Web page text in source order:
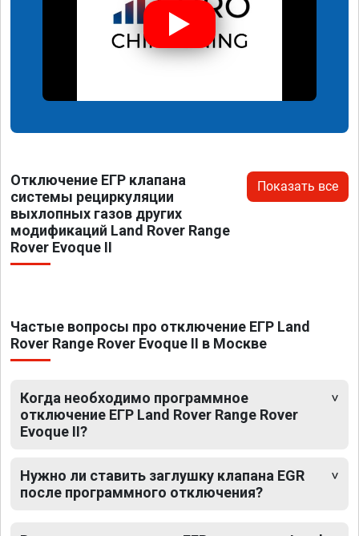
Отключение ЕГР клапана
системы рециркуляции
выхлопных газов других
модификаций Land Rover Range
Rover Evoque II
Показать все
Частые вопросы про отключение ЕГР Land
Rover Range Rover Evoque II в Москве
Когда необходимо программное
отключение ЕГР Land Rover Range Rover
Evoque II?
Нужно ли ставить заглушку клапана EGR
после программного отключения?